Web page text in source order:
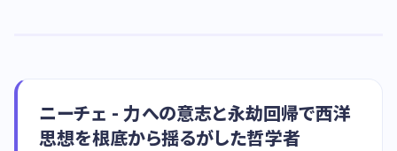
ニーチェ - 力への意志と永劫回帰で西洋
思想を根底から揺るがした哲学者